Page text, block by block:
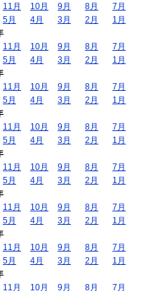
11月 10月 9月 8月
7月
5月 4月 3月 2月
1月
11月 10月 9月 8月
7月
5月 4月 3月 2月
1月
11月 10月 9月 8月
7月
5月 4月 3月 2月
1月
11月 10月 9月 8月
7月
5月 4月 3月 2月
1月
11月 10月 9月 8月
7月
5月 4月 3月 2月
1月
11月 10月 9月 8月
7月
5月 4月 3月 2月
1月
11月 10月 9月 8月
7月
5月 4月 3月 2月
1月
11月 10月 9月 8月 7月